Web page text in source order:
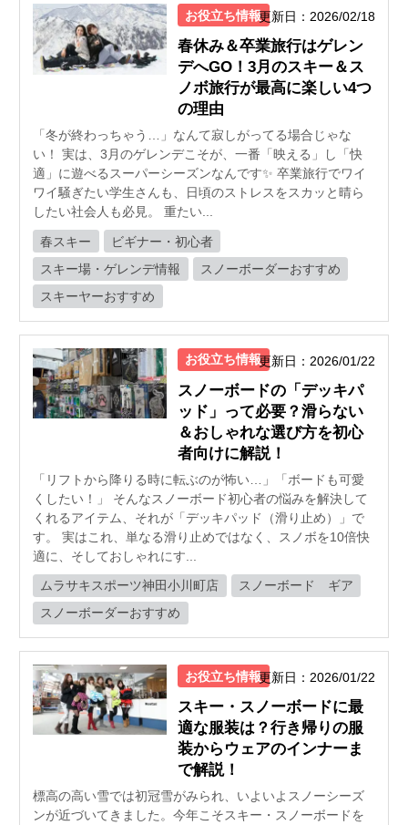
お役立ち情報更新日：2026/02/18
春休み＆卒業旅行はゲレン
デへGO！3月のスキー＆ス
ノボ旅行が最高に楽しい4つ
の理由
「冬が終わっちゃう…」なんて寂しがってる場合じゃな
い！ 実は、3月のゲレンデこそが、一番「映える」し「快
適」に遊べるスーパーシーズンなんです✨ 卒業旅行でワイ
ワイ騒ぎたい学生さんも、日頃のストレスをスカッと晴ら
したい社会人も必見。 重たい...
春スキー
ビギナー・初心者
スキー場・ゲレンデ情報
スノーボーダーおすすめ
スキーヤーおすすめ
お役立ち情報更新日：2026/01/22
スノーボードの「デッキパ
ッド」って必要？滑らない
＆おしゃれな選び方を初心
者向けに解説！
「リフトから降りる時に転ぶのが怖い…」「ボードも可愛
くしたい！」 そんなスノーボード初心者の悩みを解決して
くれるアイテム、それが「デッキパッド（滑り止め）」で
す。 実はこれ、単なる滑り止めではなく、スノボを10倍快
適に、そしておしゃれにす...
ムラサキスポーツ神田小川町店
スノーボード ギア
スノーボーダーおすすめ
お役立ち情報更新日：2026/01/22
スキー・スノーボードに最
適な服装は？行き帰りの服
装からウェアのインナーま
で解説！
標高の高い雪では初冠雪がみられ、いよいよスノーシーズ
ンが近づいてきました。今年こそスキー・スノーボードを